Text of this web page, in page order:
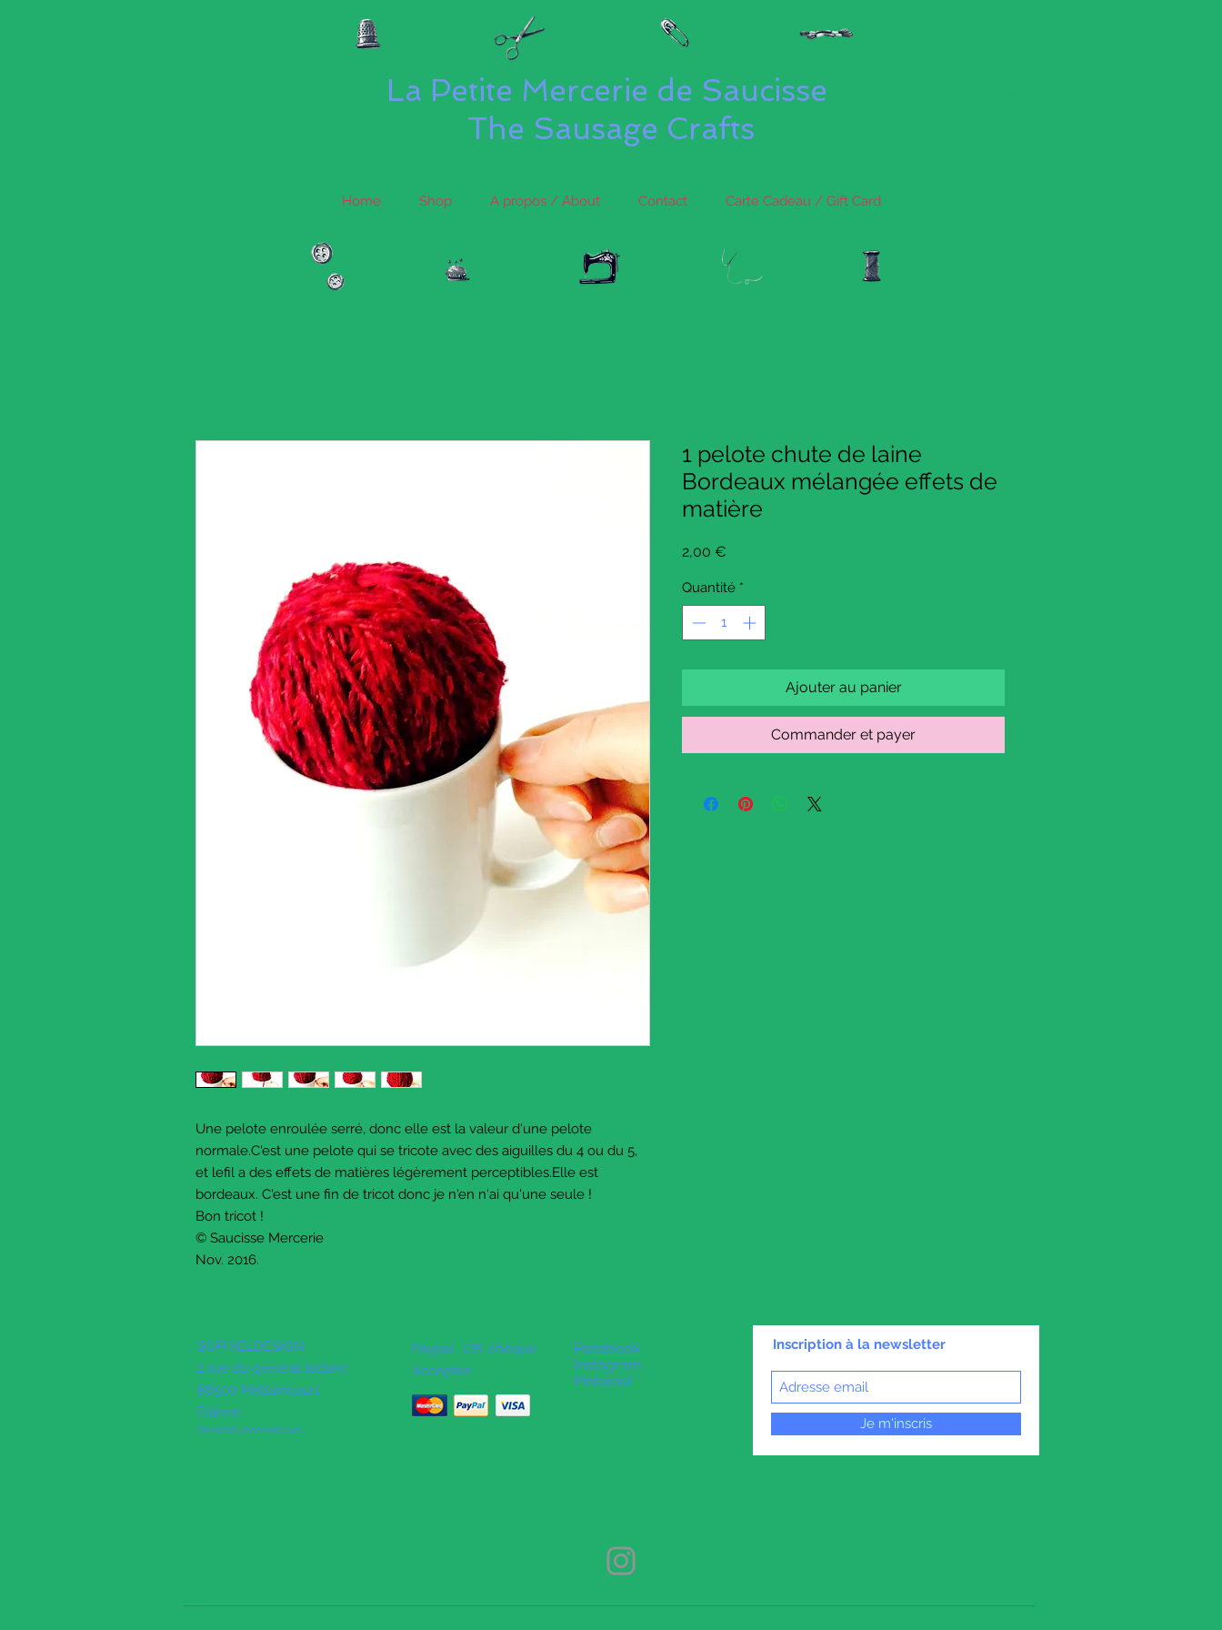
La Petite Mercerie de Saucisse
The Sausage Crafts
Home Shop A propos / About Contact Carte Cadeau / Gift Card
Une pelote enroulée serré, donc elle est la valeur d'une pelote
normale.C'est une pelote qui se tricote avec des aiguilles du 4 ou du 5,
et lefil a des effets de matières légèrement perceptibles.Elle est
bordeaux. C'est une fin de tricot donc je n'en n'ai qu'une seule !
Bon tricot !
© Saucisse Mercerie
Nov. 2016.
1 pelote chute de laine
Bordeaux mélangée effets de
matière
2,00 €
Quantité *
Ajouter au panier
Commander et payer
SOPHIELDESIGN
2 rue du général leclerc
88500 Mattaincourt
France
latanche@hotmail.com
Paypal , CB, chèque
Acceptés
Facebook
Instagram
Pinterest
Inscription à la newsletter
Je m'inscris